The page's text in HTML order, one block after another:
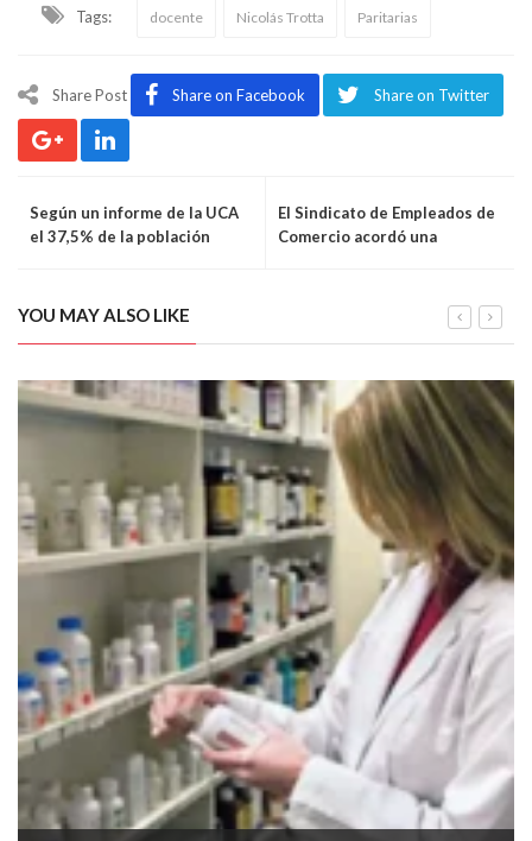
Tags: docente Nicolás Trotta Paritarias
Share Post Share on Facebook Share on Twitter
Según un informe de la UCA
el 37,5% de la población
El Sindicato de Empleados de
Comercio acordó una
YOU MAY ALSO LIKE